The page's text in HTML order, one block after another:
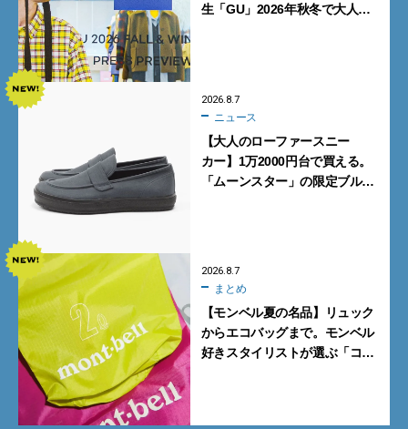
生「GU」2026年秋冬で大人メ
2026.8.7
ニュース
【大人のローファースニー
カー】1万2000円台で買える。
「ムーンスター」の限定ブルー
2026.8.7
まとめ
【モンベル夏の名品】リュック
からエコバッグまで。モンベル
好きスタイリストが選ぶ「コス